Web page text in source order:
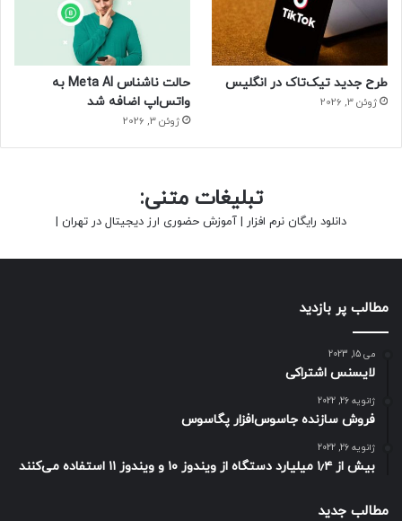
طرح جدید تیک‌تاک در انگلیس
ژوئن 3, 2026
حالت ناشناس Meta AI به
واتس‌اپ اضافه شد
ژوئن 3, 2026
تبلیغات متنی:
دانلود رایگان نرم افزار | آموزش حضوری ارز دیجیتال در تهران |
مطالب پر بازدید
می 15, 2023
لایسنس اشتراکی
ژانویه 26, 2022
فروش سازنده جاسوس‌افزار پگاسوس
ژانویه 26, 2022
بیش از ۱٫۴ میلیارد دستگاه از ویندوز ۱۰ و ویندوز ۱۱ استفاده می‌کنند
مطالب جدید